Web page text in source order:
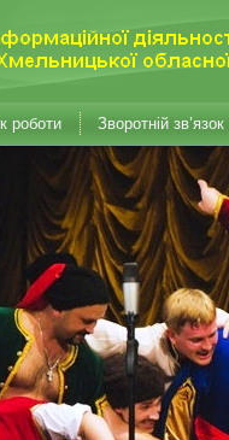
роботи Зворотній зв’язок